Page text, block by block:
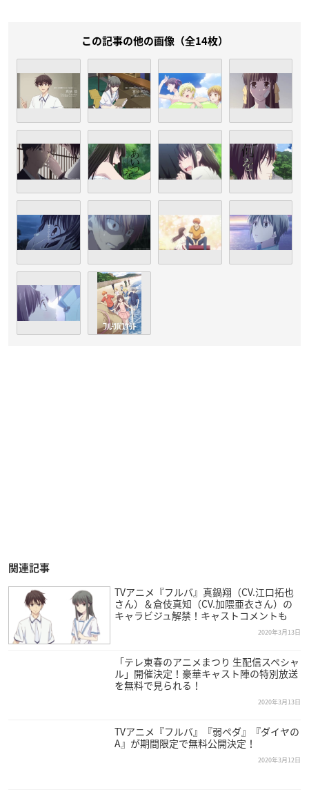
この記事の他の画像（全14枚）
関連記事
TVアニメ『フルバ』真鍋翔（CV.江口拓也
さん）＆倉伎真知（CV.加隈亜衣さん）の
キャラビジュ解禁！キャストコメントも
2020年3月13日
「テレ東春のアニメまつり 生配信スペシャ
ル」開催決定！豪華キャスト陣の特別放送
を無料で見られる！
2020年3月13日
TVアニメ『フルバ』『弱ペダ』『ダイヤの
A』が期間限定で無料公開決定！
2020年3月12日